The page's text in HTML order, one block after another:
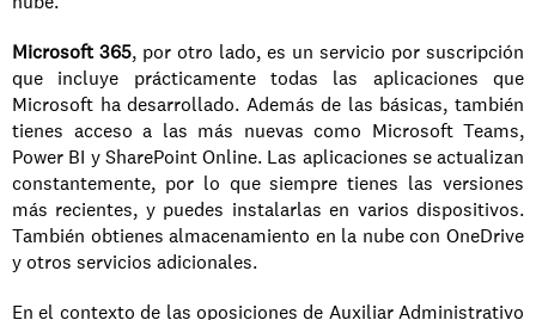
Microsoft 365, por otro lado, es un servicio por suscripción
que incluye prácticamente todas las aplicaciones que
Microsoft ha desarrollado. Además de las básicas, también
tienes acceso a las más nuevas como Microsoft Teams,
Power BI y SharePoint Online. Las aplicaciones se actualizan
constantemente, por lo que siempre tienes las versiones
más recientes, y puedes instalarlas en varios dispositivos.
También obtienes almacenamiento en la nube con OneDrive
y otros servicios adicionales.
En el contexto de las oposiciones de Auxiliar Administrativo